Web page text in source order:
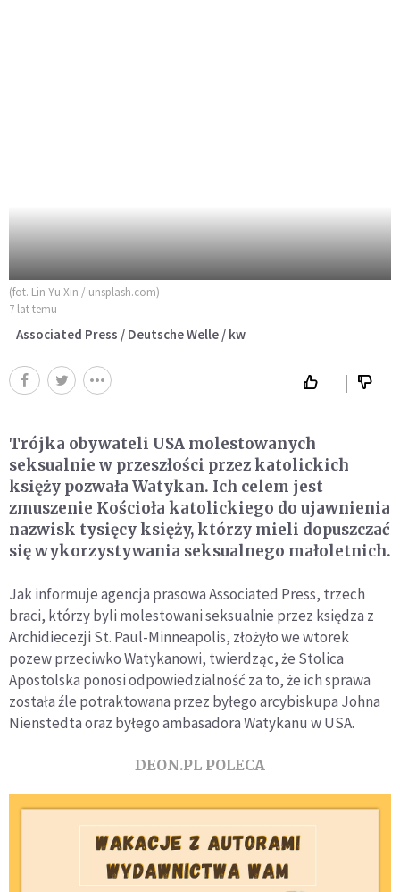
(fot. Lin Yu Xin / unsplash.com)
7 lat temu
Associated Press / Deutsche Welle / kw
Trójka obywateli USA molestowanych
seksualnie w przeszłości przez katolickich
księży pozwała Watykan. Ich celem jest
zmuszenie Kościoła katolickiego do ujawnienia
nazwisk tysięcy księży, którzy mieli dopuszczać
się wykorzystywania seksualnego małoletnich.
Jak informuje agencja prasowa Associated Press, trzech
braci, którzy byli molestowani seksualnie przez księdza z
Archidiecezji St. Paul-Minneapolis, złożyło we wtorek
pozew przeciwko Watykanowi, twierdząc, że Stolica
Apostolska ponosi odpowiedzialność za to, że ich sprawa
została źle potraktowana przez byłego arcybiskupa Johna
Nienstedta oraz byłego ambasadora Watykanu w USA.
DEON.PL POLECA